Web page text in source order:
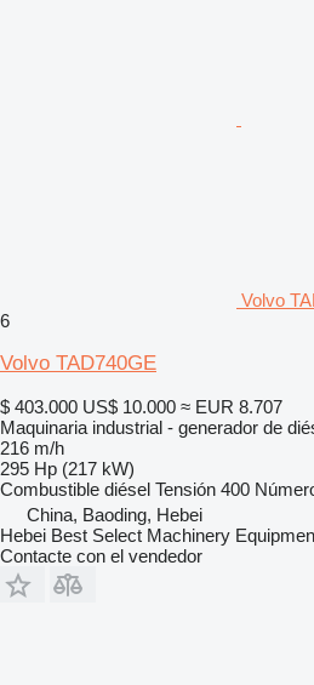
Volvo
6
Volvo TAD740GE
$ 403.000 US$ 10.000 ≈ EUR 8.707
Maquinaria industrial - generador de
216 m/h
295 Hp (217 kW)
Combustible diésel Tensión 400
China, Baoding, Hebei
Hebei Best Select Machinery
Contacte con el vendedor